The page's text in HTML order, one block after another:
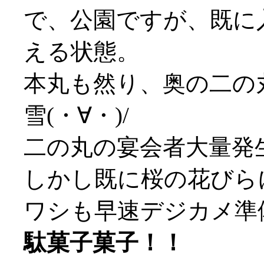
で、公園ですが、既
える状態。
本丸も然り、奥の二
雪(・∀・)/
二の丸の宴会者大量
しかし既に桜の花び
ワシも早速デジカメ準
駄菓子菓子！！